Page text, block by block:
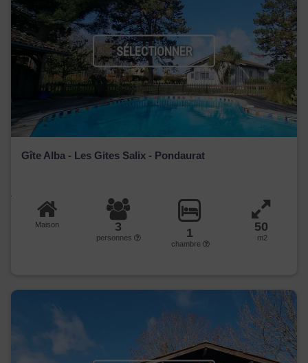
SÉLECTIONNER
Gîte Alba - Les Gites Salix - Pondaurat
Maison 3
personnes 1
chambre
50
m2